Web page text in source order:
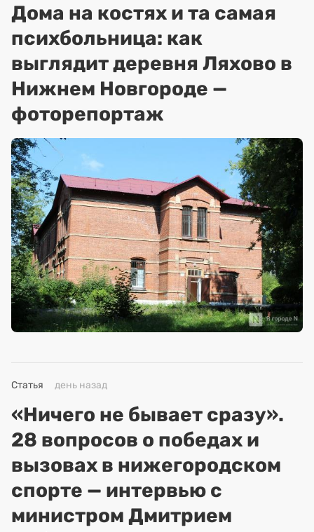
Дома на костях и та самая
психбольница: как
выглядит деревня Ляхово в
Нижнем Новгороде —
фоторепортаж
Статья день назад
«Ничего не бывает сразу».
28 вопросов о победах и
вызовах в нижегородском
спорте — интервью с
министром Дмитрием